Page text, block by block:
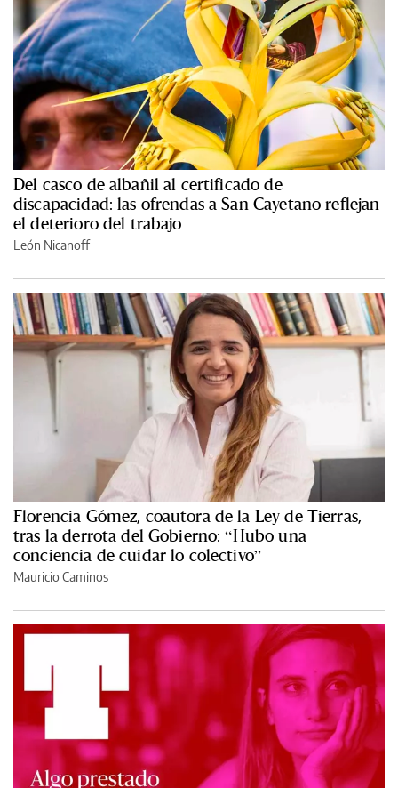
Del casco de albañil al certificado de
discapacidad: las ofrendas a San Cayetano reflejan
el deterioro del trabajo
León Nicanoff
Florencia Gómez, coautora de la Ley de Tierras,
tras la derrota del Gobierno: “Hubo una
conciencia de cuidar lo colectivo”
Mauricio Caminos